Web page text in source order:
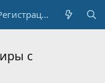
Регистрация
с